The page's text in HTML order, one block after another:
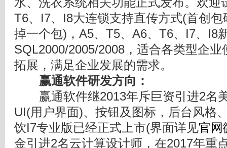
水、洗衣系统相关功能正式发布。欢迎
T6、I7、I8大连锁支持直传方式(首创
掉一个包)，A5、T5、A6、T6、I7、I8
SQL2000/2005/2008，适合各类型企
拓展，满足企业发展的需求。
赢通软件研发方向：
赢通软件继2013年斥巨资引进2名
UI(用户界面)、按钮及图标，后台风格
饮I7专业版已经正式上市(界面详见官网
金引进2名云计算设计师，在2017年重